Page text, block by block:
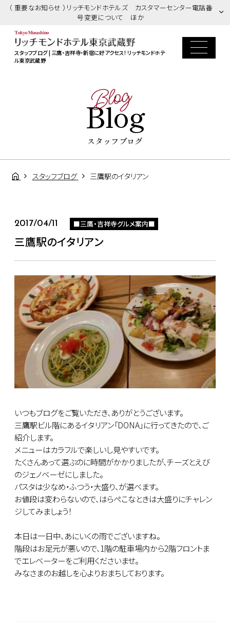
（ 重要なお知らせ ）リッチモンドホテルズ カスタマーセンター電話番
号変更について ほか
スタッフブログ | 三鷹・吉祥寺・新宿に好アクセス！ リッチモンドホテ
ル東京武蔵野
Blog
Blog
スタッフブログ
スタッフブログ 三鷹駅のイタリアン
2017/04/11 ■三鷹・吉祥寺グルメ案内■
三鷹駅のイタリアン
いつもブログをご覧いただき、ありがとうございます。
三鷹駅ビル階にあるイタリアン「DONA」に行ってきたので、ご
紹介します。
メニューはカラフルで楽しいし見やすいです。
たくさんあって選ぶのに時間がかかりましたが、チーズとえび
のジェノベーゼにしました。
パスタは少なめ・ふつう・大盛り、が選べます。
お値段は変わらないので、はらぺこなときは大盛りにチャレン
ジしてみましょう！
本日は一日中、あにいくの雨でございますね。
階段はお足元が悪いので、1階の駐車場内から2階フロントま
でエレベーターをご利用くださいませ。
みなさまのお越しを心よりおまちしております。